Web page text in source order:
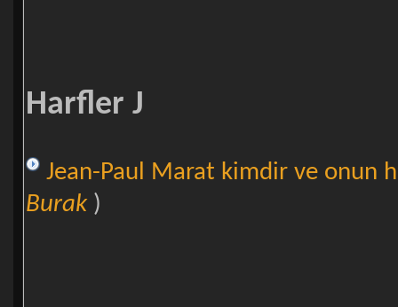
Harfler J
Jean-Paul Marat kimdir ve onun
Burak)